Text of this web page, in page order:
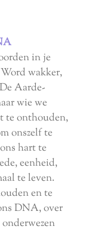
in je
wakker,
Aarde-
wie we
te onthouden,
onszelf te
hart te
eenheid,
te leven.
en te
DNA, over